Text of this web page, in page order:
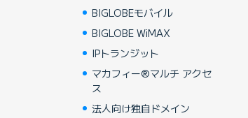
BIGLOBEモバイル
BIGLOBE WiMAX
IPトランジット
マカフィー®マルチ アクセ
ス
法人向け独自ドメイン